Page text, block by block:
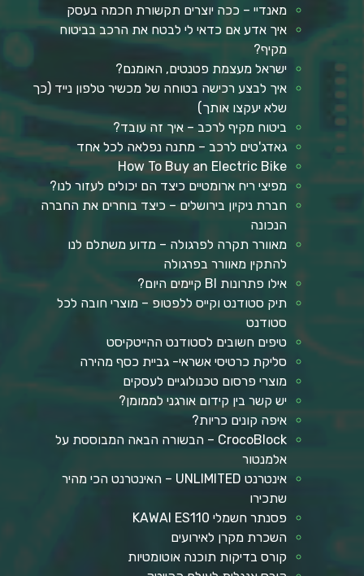
מאנדיי – ככה יוצרים תקשורת חכמה בעסק
איך אדע אם כדאי לי לבטח את הרכב בביטוח
מקיף?
ישראל מעצמת פטנטים, האומנם?
איך לבצע רכישה בטוחה של מכשיר טלפון נייד (כך
שלא יעקצו אותך)
ביטוח מקיף לרכב – איך זה עובד?
גאדג'טים לרכב – מתנה נפלאה לכל אחד
How To Buy an Electric Bike
מפיצי ריח ארומטיים כיצד הם יכולים לעזור לנו?
חברת ניקיון בירושלים – כיצד בוחרים את החברה
הנכונה
מאוורר תקרה לפרגולה – מדוע משתלם לנו
להתקין מאוורר בפרגולה
אילו פתרונות BI קיימים היום?
תיק סטודנט וקייס ללפטופ – מוצרי חובה לכל
סטודנט
טיפים חשובים לסטודנט ההייטקיסט
סליקת כרטיסי אשראי- גביית כסף מהירה
מוצרי פרסום טכנולוגיים לעסקים
יש קשר בין קידום אורגני לממומן?
איפה קונים כריות?
CrocoBlock – הבשורה הבאה המבוססת על
אלמנטור
אינטרנט UNLIMITED – האינטרנט הכי מהיר
שתכירו
פסנתר חשמלי KAWAI ES110
השכרת מקרן לאירועים
קורס בדיקות תוכנה אוטומטיות